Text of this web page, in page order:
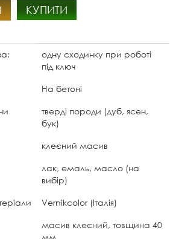
КУПИТИ
одну сходинку при роботі
під ключ
На бетоні
тверді породи (дуб, ясен,
бук)
клеєний масив
лак, емаль, масло (на
вибір)
Vernikcolor (Італія)
масив клеєний, товщина 40